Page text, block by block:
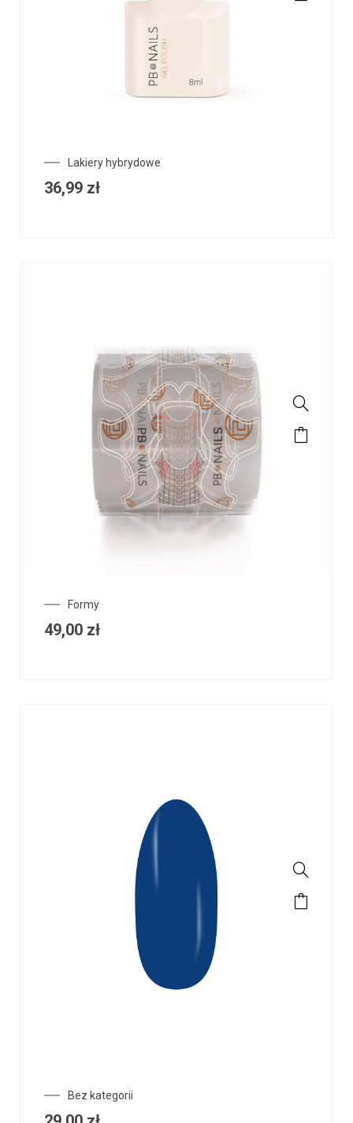
Lakiery hybrydowe
36,99 zł
Formy
49,00 zł
Bez kategorii